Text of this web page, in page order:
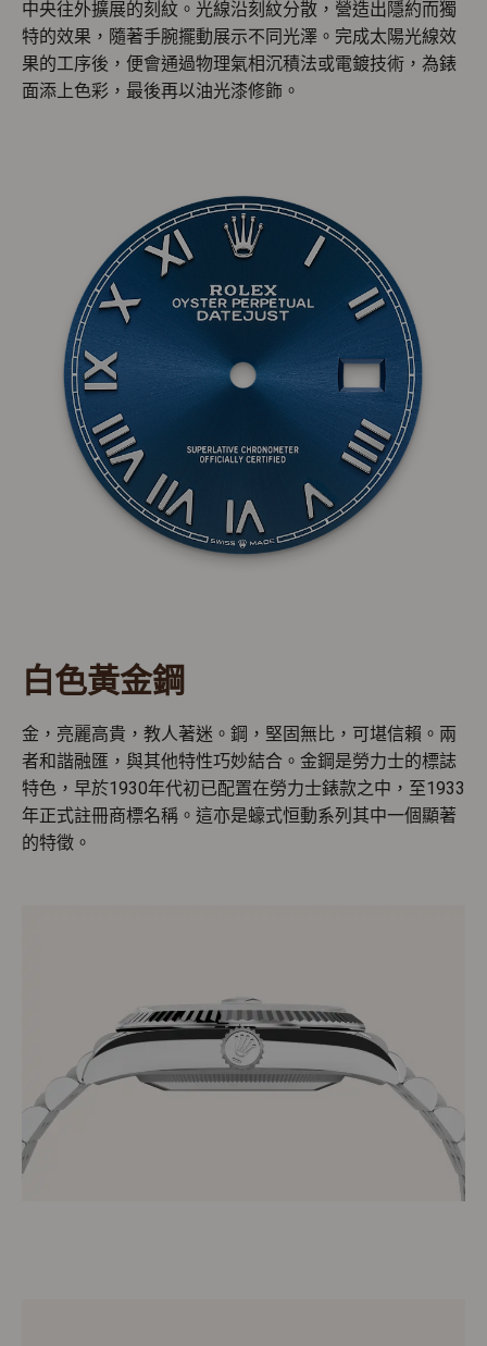
中央往外擴展的刻紋。光線沿刻紋分散，營造出隱約而獨
特的效果，隨著手腕擺動展示不同光澤。完成太陽光線效
果的工序後，便會通過物理氣相沉積法或電鍍技術，為錶
面添上色彩，最後再以油光漆修飾。
白色黃金鋼
金，亮麗高貴，教人著迷。鋼，堅固無比，可堪信賴。兩
者和諧融匯，與其他特性巧妙結合。金鋼是勞力士的標誌
特色，早於1930年代初已配置在勞力士錶款之中，至1933
年正式註冊商標名稱。這亦是蠔式恒動系列其中一個顯著
的特徵。